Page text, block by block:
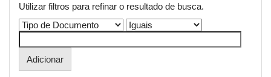
Utilizar filtros para refinar o resultado de busca.